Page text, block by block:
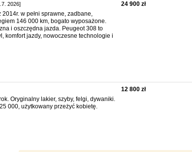
2026]
w pełni sprawne, zadbane,
146 000 km, bogato wyposażone.
i oszczędna jazda. Peugeot 308 to
komfort jazdy, nowoczesne technologie i
24 900 zł
Oryginalny lakier, szyby, felgi, dywaniki.
000, użytkowany przeżyć kobietę.
12 800 zł